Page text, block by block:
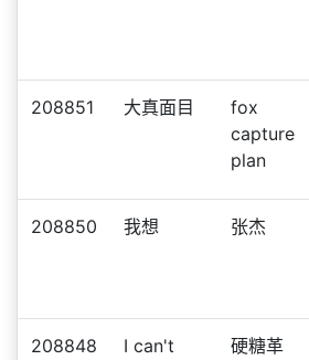
208851 大真面目
fox
capture
plan
208850 我想 张杰
208848
I can't
硬糖革